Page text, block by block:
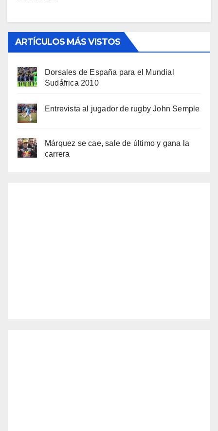
ARTÍCULOS MÁS VISTOS
Dorsales de España para el Mundial
Sudáfrica 2010
Entrevista al jugador de rugby John Semple
Márquez se cae, sale de último y gana la
carrera